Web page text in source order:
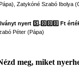
Zatykóné Szabó Ibolya
nyert 5️⃣.0️⃣0️⃣0️⃣ Ft
Péter (Pápa)
meg, miket